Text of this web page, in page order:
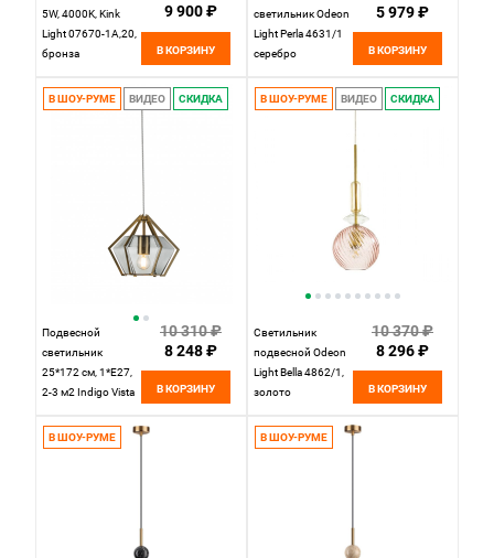
5W, 4000K, Kink
Light 07670-1A,20,
бронза
9 900 ₽
В КОРЗИНУ
светильник Odeon
Light Perla 4631/1
серебро
5 979 ₽
В КОРЗИНУ
В ШОУ-РУМЕ ВИДЕО СКИДКА
Подвесной
светильник
25*172 см, 1*E27,
2-3 м2 Indigo Vista
золотой V000135
10 310 ₽
8 248 ₽
В КОРЗИНУ
В ШОУ-РУМЕ ВИДЕО СКИДКА
Светильник
подвесной Odeon
Light Bella 4862/1,
золото
10 370 ₽
8 296 ₽
В КОРЗИНУ
В ШОУ-РУМЕ В ШОУ-РУМЕ